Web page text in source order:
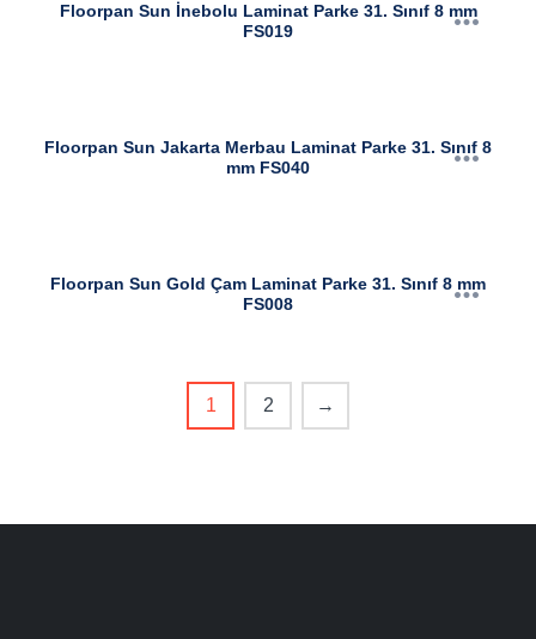
Floorpan Sun İnebolu Laminat Parke 31. Sınıf 8 mm
FS019
Floorpan Sun Jakarta Merbau Laminat Parke 31. Sınıf 8
mm FS040
Floorpan Sun Gold Çam Laminat Parke 31. Sınıf 8 mm
FS008
1 2 →